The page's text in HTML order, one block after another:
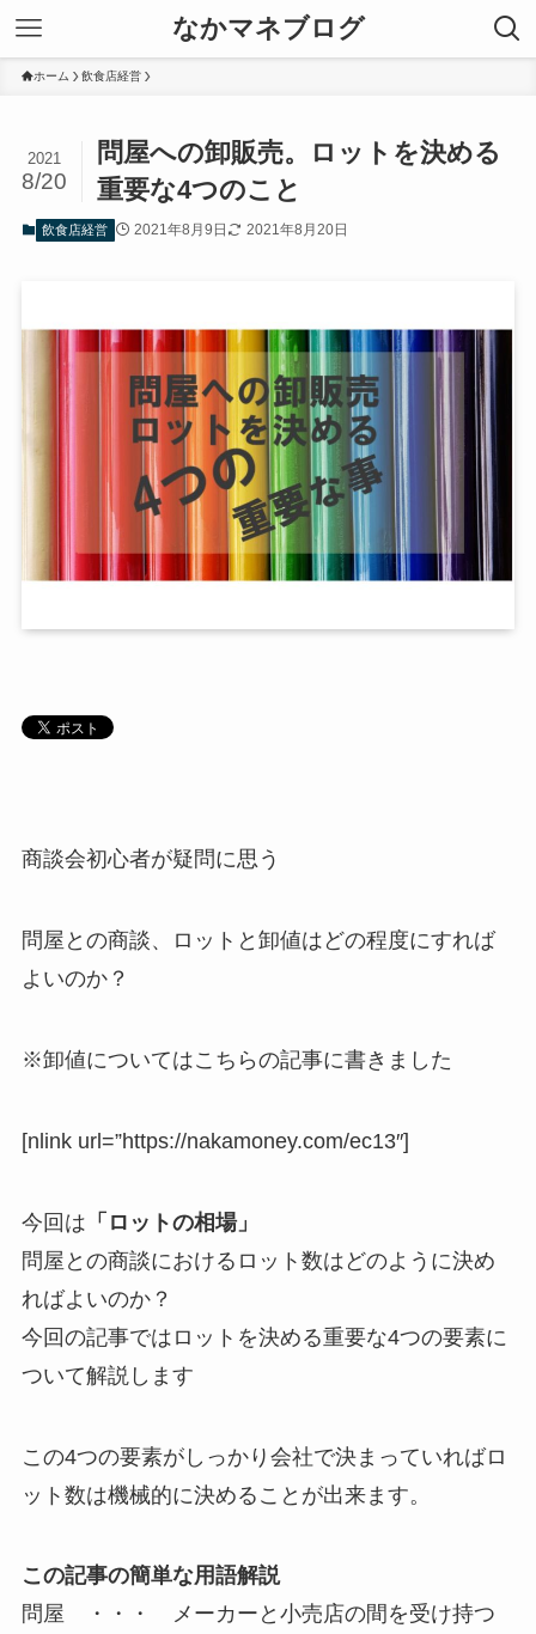
なかマネブログ
ホーム 飲食店経営
問屋への卸販売。ロットを決める
重要な4つのこと
2021
8/20
飲食店経営 2021年8月9日 2021年8月20日
商談会初心者が疑問に思う
問屋との商談、ロットと卸値はどの程度にすれば
よいのか？
※卸値についてはこちらの記事に書きました
[nlink url=”https://nakamoney.com/ec13″]
今回は 「ロットの相場」
問屋との商談におけるロット数はどのように決め
ればよいのか？
今回の記事ではロットを決める重要な4つの要素に
ついて解説します
この4つの要素がしっかり会社で決まっていればロ
ット数は機械的に決めることが出来ます。
この記事の簡単な用語解説
問屋 ・・・ メーカーと小売店の間を受け持つ